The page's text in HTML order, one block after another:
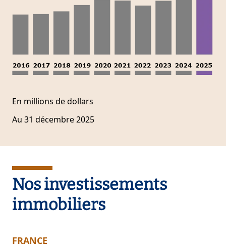
En millions de dollars
Au 31 décembre 2025
Nos investissements
immobiliers
FRANCE